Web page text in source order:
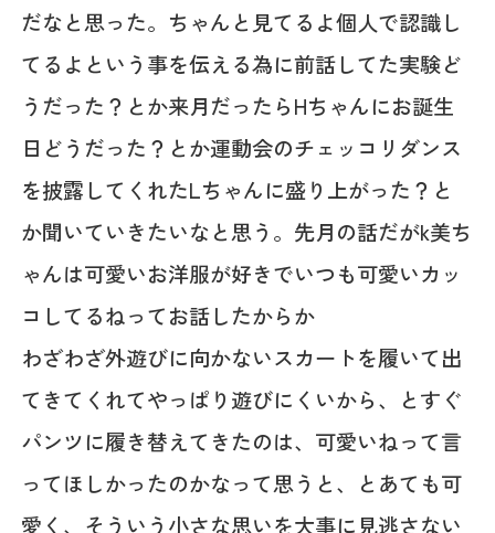
だなと思った。ちゃんと見てるよ個人で認識し
てるよという事を伝える為に前話してた実験ど
うだった？とか来月だったらHちゃんにお誕生
日どうだった？とか運動会のチェッコリダンス
を披露してくれたLちゃんに盛り上がった？と
か聞いていきたいなと思う。先月の話だがk美ち
ゃんは可愛いお洋服が好きでいつも可愛いカッ
コしてるねってお話したからか
わざわざ外遊びに向かないスカートを履いて出
てきてくれてやっぱり遊びにくいから、とすぐ
パンツに履き替えてきたのは、可愛いねって言
ってほしかったのかなって思うと、とあても可
愛く、そういう小さな思いを大事に見逃さない